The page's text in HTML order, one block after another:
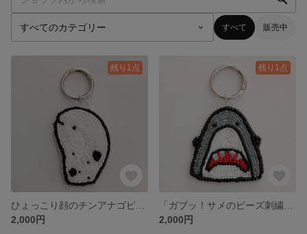
すべて 販売中
残り1点
2,000円
残り1点
2,000円